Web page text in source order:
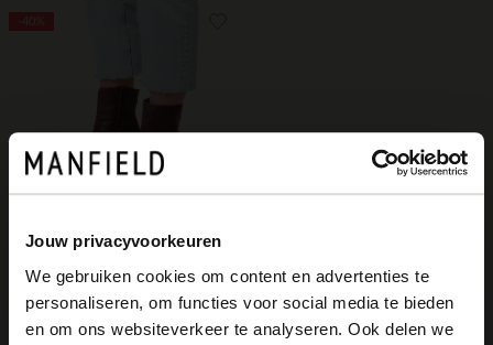
Jouw privacyvoorkeuren
We gebruiken cookies om content en advertenties te
personaliseren, om functies voor social media te bieden
en om ons websiteverkeer te analyseren. Ook delen we
Bordeaux leren enkellaarsjes met hak
139.98
83.99 ×